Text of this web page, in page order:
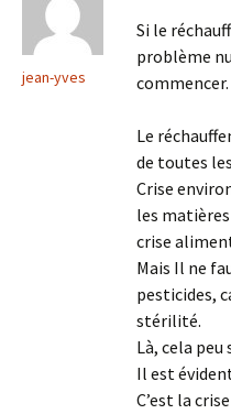
jean-yves
Si le
problème
commencer.
Le
de toutes
Crise
les
crise
Mais Il ne
pesticides,
stérilité.
Là, cela peu
Il est
C’est la